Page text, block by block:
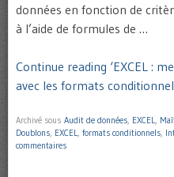
données en fonction de
à l’aide de formules de …
Continue reading ‘EXCEL :
avec les formats
Archivé sous Audit de données EXCEL
Doublons EXCEL formats conditionnels
commentaires